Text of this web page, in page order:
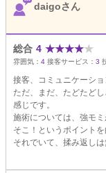
daigoさん
総合 4 ★★★★★
雰囲気： 4 接客サービス： 3
接客、コミュニケーシ
ただ、まだ、たどたど
感じです。
施術については、強モミ
そこ！というポイント
それでいて、揉み返しは